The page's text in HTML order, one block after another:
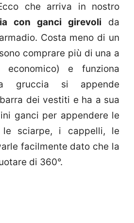
che arriva in nostro
con ganci girevoli da
Costa meno di un
comprare più di una a
economico) e funziona
gruccia si appende
dei vestiti e ha a sua
ganci per appendere le
le sciarpe, i cappelli, le
facilmente dato che la
di 360°.